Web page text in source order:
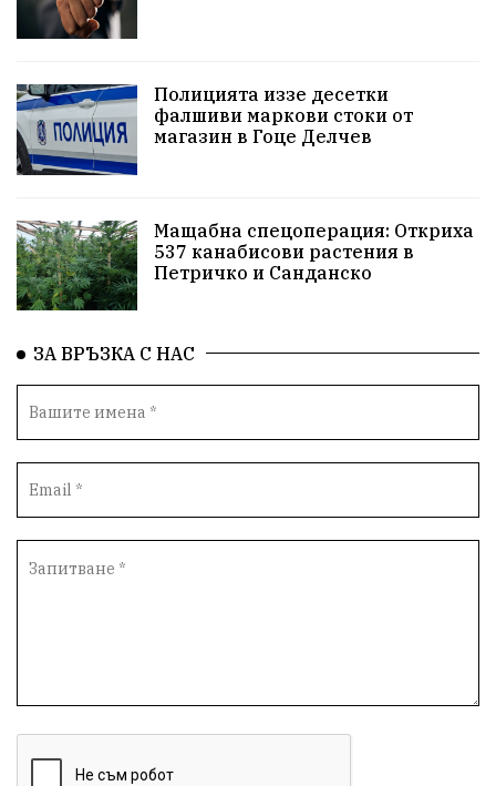
РСПБЗН Красивите медии
досъдебно производство Добро дело
Благотворителност Апостол Апостолов
домашно насилие Пътна безопасност ГДБОП
Проверки здравеопазване Росен Желязков
БАБХ Фестивал Андрей Гюров
Инфраструктура Протести инциденти
Дупница
Бюджет 2026 Нападение Изложба
Обществени Поръчки марихуана
Полицията иззе десетки
фалшиви маркови стоки от
магазин в Гоце Делчев
Мащабна спецоперация: Откриха
537 канабисови растения в
Петричко и Санданско
ЗА ВРЪЗКА С НАС